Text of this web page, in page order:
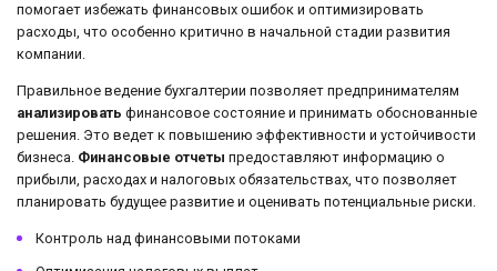
помогает избежать финансовых ошибок и оптимизировать
расходы, что особенно критично в начальной стадии развития
компании.
Правильное ведение бухгалтерии позволяет предпринимателям
анализировать финансовое состояние и принимать обоснованные
решения. Это ведет к повышению эффективности и устойчивости
бизнеса. Финансовые отчеты предоставляют информацию о
прибыли, расходах и налоговых обязательствах, что позволяет
планировать будущее развитие и оценивать потенциальные риски.
Контроль над финансовыми потоками